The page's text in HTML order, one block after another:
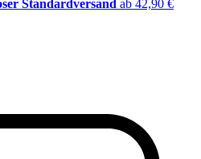
Standardversand ab 42,90 €